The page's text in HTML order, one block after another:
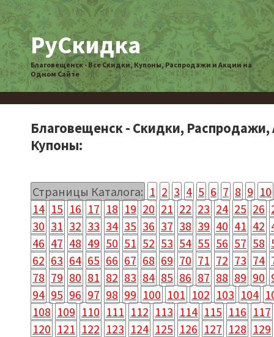
РуСкидка
Благовещенск - Все Скидки, Купоны, Распродажи и Акции на
Одном Сайте
Благовещенск - Скидки, Распродажи,
Купоны:
Страницы Каталога: 1 2 3 4 5 6 7 8 9 10
14 15 16 17 18 19 20 21 22 23 24 25 26
30 31 32 33 34 35 36 37 38 39 40 41 42
46 47 48 49 50 51 52 53 54 55 56 57 58
62 63 64 65 66 67 68 69 70 71 72 73 74
78 79 80 81 82 83 84 85 86 87 88 89 90
94 95 96 97 98 99 100 101 102 103 104
108 109 110 111 112 113 114 115 116 117
120 121 122 123 124 125 126 127 128 129